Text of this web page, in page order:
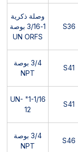
S36
وصلة ذكرية
1-3/16 بوصة
UN ORFS
S41
3/4 بوصة
NPT
S41
1-1/16" UN-
12
S46
3/4 بوصة
NPT